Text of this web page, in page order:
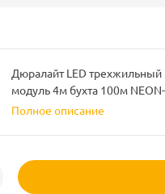
Дюралайт LED
модуль 4м бухта 100м
Полное описание